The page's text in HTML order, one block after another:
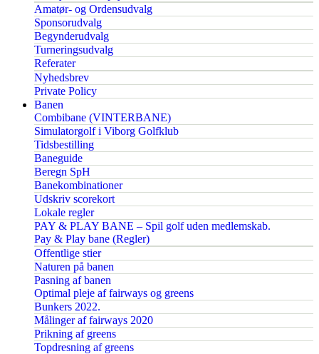
Amatør- og Ordensudvalg
Sponsorudvalg
Begynderudvalg
Turneringsudvalg
Referater
Nyhedsbrev
Private Policy
Banen
Combibane (VINTERBANE)
Simulatorgolf i Viborg Golfklub
Tidsbestilling
Baneguide
Beregn SpH
Banekombinationer
Udskriv scorekort
Lokale regler
PAY & PLAY BANE – Spil golf uden medlemskab.
Pay & Play bane (Regler)
Offentlige stier
Naturen på banen
Pasning af banen
Optimal pleje af fairways og greens
Bunkers 2022.
Målinger af fairways 2020
Prikning af greens
Topdresning af greens